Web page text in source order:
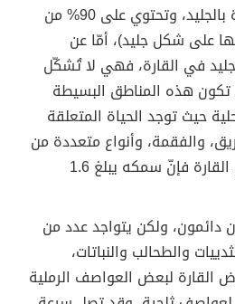
تتسّم القارة بأنّها مغطاة بالجليد، وتحتوي على 90% من
على شكل جليد)، أمّا عن
في القارة، فهي لا تُشكّل
ما تكون هذه المناطق البسيطة
حيث توجد الحياة المتعلقة
والفقمة، وأنواع متعددة من
الطيور، أمّا عن الجليد في القارة فإنّ سمكه يبلغ 1.6
ولكن يتواجد عدد من
والطحالب والنباتات،
القارة لبعض العواصف الرملية